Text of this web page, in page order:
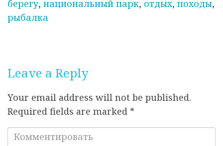
k
к
а
о
берегу, национальный парк, отдых, походы,
рыбалка
Leave a Reply
Your email address will not be published.
Required fields are marked *